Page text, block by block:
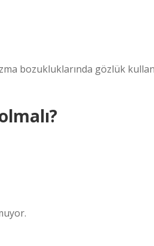
bozukluklarında gözlük